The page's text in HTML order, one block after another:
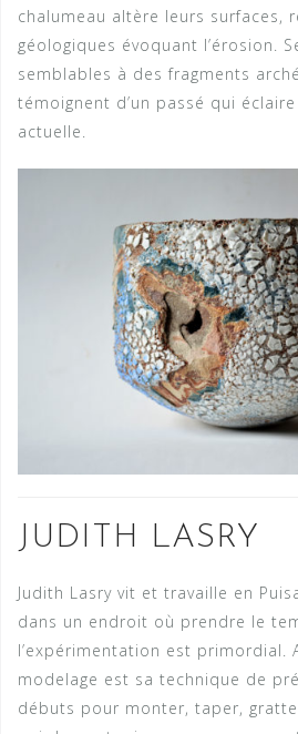
chalumeau altère leurs surfaces,
géologiques évoquant l’érosion.
semblables à des fragments
témoignent d’un passé qui
actuelle.
JUDITH LASRY
Judith Lasry vit et travaille en
dans un endroit où prendre le
l’expérimentation est primordial.
modelage est sa technique de
débuts pour monter, taper,